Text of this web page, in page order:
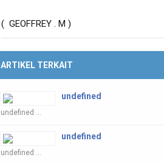
( GEOFFREY . M )
ARTIKEL TERKAIT
undefined
undefined ...
undefined
undefined ...